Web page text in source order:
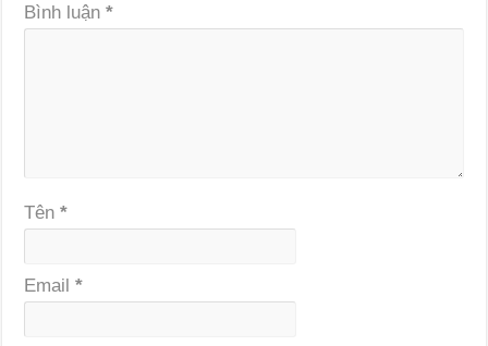
Bình luận*
Tên*
Email*